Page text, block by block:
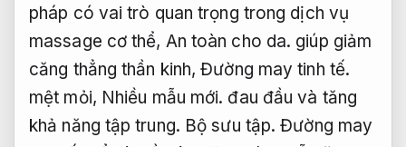
pháp có vai trò quan trọng trong dịch vụ
massage cơ thể, An toàn cho da. giúp giảm
căng thẳng thần kinh,Đường may tinh tế.
mệt mỏi, Nhiều mẫu mới. đau đầu và tăng
khả năng tập trung. Bộ sưu tập. Đường may